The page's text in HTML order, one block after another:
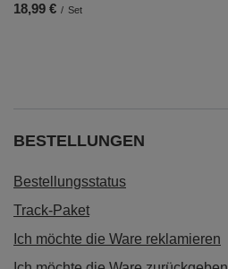
18,99 € / Set
BESTELLUNGEN
Bestellungsstatus
Track-Paket
Ich möchte die Ware reklamieren